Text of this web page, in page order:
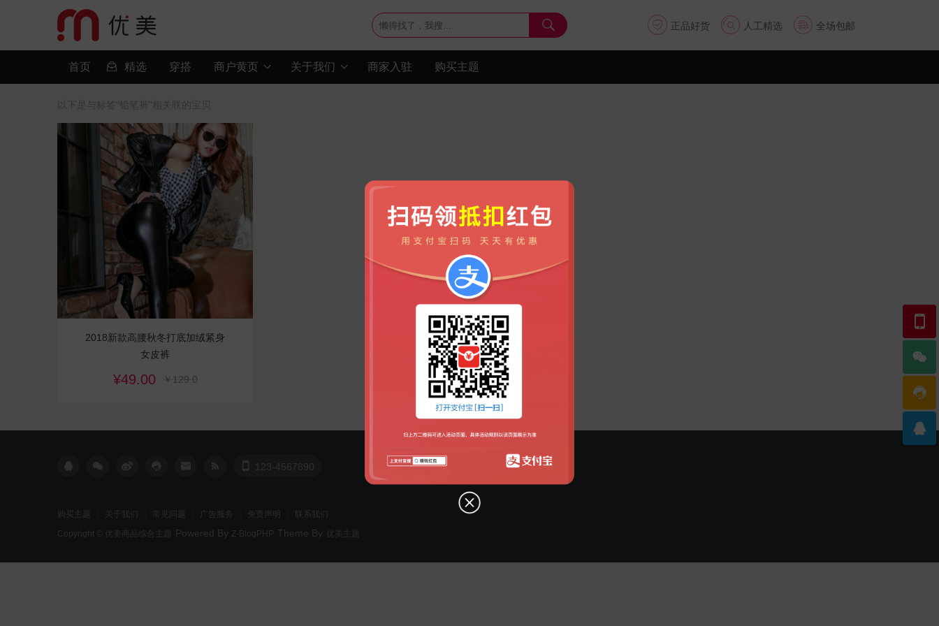
  正品好货  人工精选  全场包邮
首页  精选 穿搭 商户黄页  关于我们  商家入驻 购买主题
以下是与标签"铅笔裤"相关联的宝贝
2018新款高腰秋冬打底加绒紧身
女皮裤
¥49.00 ￥129.0
       123-4567890
购买主题 关于我们 常见问题 广告服务 免责声明
联系我们
Copyright ©
优美商品综合主题 Powered By Z-BlogPHP Theme By 优美主题



